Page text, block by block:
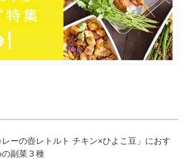
レーの壺レトルト チキン×ひよこ豆」におす
の副菜３種